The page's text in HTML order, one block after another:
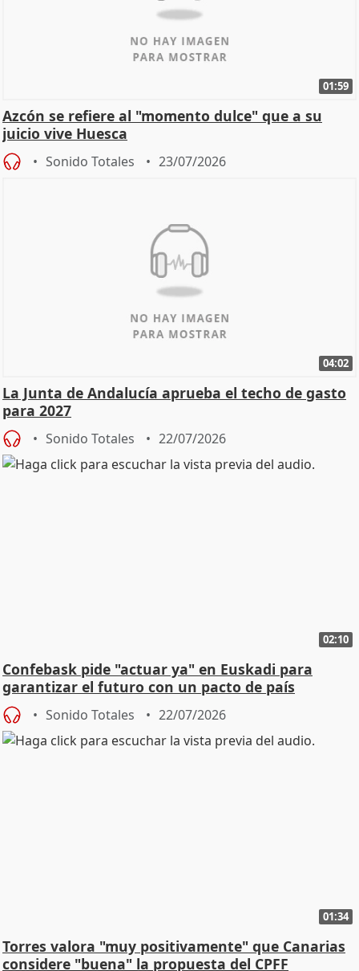
01:59
Azcón se refiere al "momento dulce" que a su
juicio vive Huesca
Sonido Totales 23/07/2026
04:02
La Junta de Andalucía aprueba el techo de gasto
para 2027
Sonido Totales 22/07/2026
02:10
Confebask pide "actuar ya" en Euskadi para
garantizar el futuro con un pacto de país
Sonido Totales 22/07/2026
01:34
Torres valora "muy positivamente" que Canarias
considere "buena" la propuesta del CPFF